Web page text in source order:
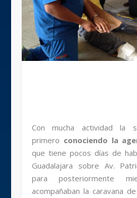
Con mucha actividad la
primero conociendo la
que tiene pocos días de
Guadalajara sobre Av.
para posteriormente
acompañaban la caravana